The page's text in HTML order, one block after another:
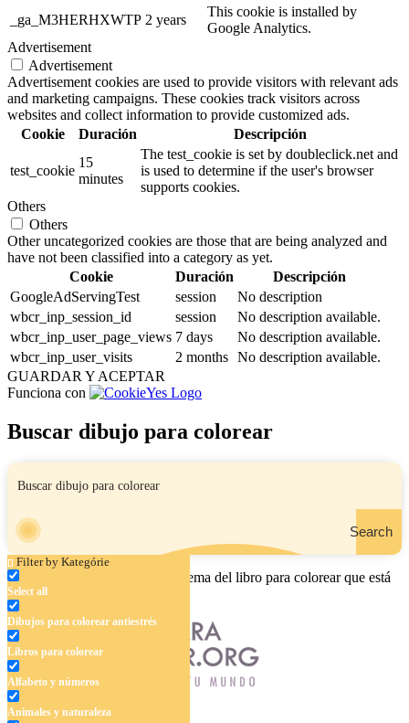
_ga_M3HERHXWTP 2 years
This cookie is installed by
Google Analytics.
Advertisement
Advertisement
Advertisement cookies are used to provide visitors with relevant ads
and marketing campaigns. These cookies track visitors across
websites and collect information to provide customized ads.
Cookie
Duración Descripción
test_cookie
15
minutes
The test_cookie is set by doubleclick.net and
is used to determine if the user's browser
supports cookies.
Others
Others
Other uncategorized cookies are those that are being analyzed and
have not been classified into a category as yet.
Cookie
Duración
Descripción
GoogleAdServingTest
session
No description
wbcr_inp_session_id
session
No description available.
wbcr_inp_user_page_views 7 days
No description available.
wbcr_inp_user_visits
2 months No description available.
GUARDAR Y ACEPTAR
Funciona con
Buscar dibujo para colorear
Search
Filter by Kategórie
Select all
Dibujos para colorear antiestrés
Libros para colorear
Alfabeto y números
Animales y naturaleza
Ingrese el nombre, el área o el tema del libro para colorear que está
buscando.